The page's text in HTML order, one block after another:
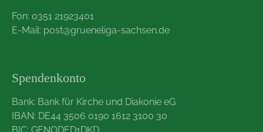
Fon: 0351 21923401
E-Mail: post@grueneliga-sachsen.de
Spendenkonto
Bank: Bank für Kirche und Diakonie eG
IBAN: DE44 3506 0190 1612 3100 30